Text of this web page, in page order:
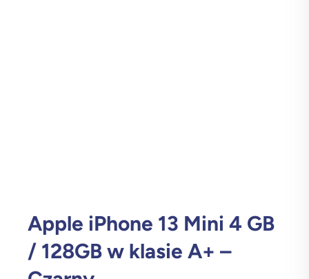
Apple iPhone 13 Mini 4 GB
/ 128GB w klasie A+ –